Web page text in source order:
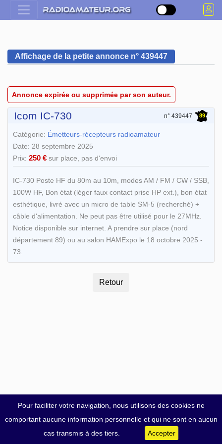
Pour faciliter votre navigation, nous utilisons des cookies ne
comportant aucune information personnelle et qui ne sont en aucun
cas transmis à des tiers.
Accepter
Affichage de la petite annonce n° 439447
Annonce expirée ou supprimée par son auteur.
Icom IC-730 n° 439447 89
Catégorie: Émetteurs-récepteurs radioamateur
Date: 28 septembre 2025
Prix: 250 € sur place, pas d'envoi
IC-730 Poste HF du 80m au 10m, modes AM / FM / CW / SSB,
100W HF, Bon état (léger faux contact prise HP ext.), bon état
esthétique, livré avec un micro de table SM-5 (recherché) +
câble d'alimentation. Ne peut pas être utilisé pour le 27MHz.
Notice disponible sur internet. A prendre sur place (nord
département 89) ou au salon HAMExpo le 18 octobre 2025 -
73.